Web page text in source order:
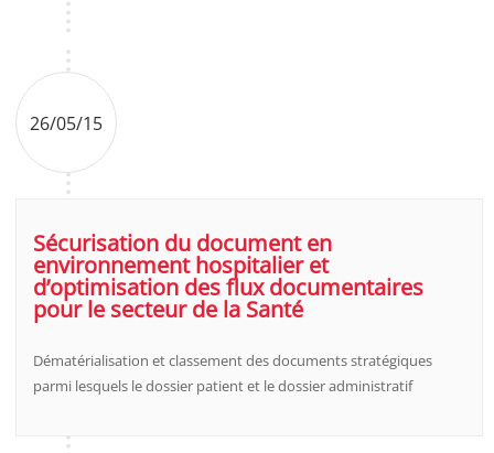
26/05/15
Sécurisation du document en
environnement hospitalier et
d’optimisation des flux documentaires
pour le secteur de la Santé
Dématérialisation et classement des documents stratégiques
parmi lesquels le dossier patient et le dossier administratif